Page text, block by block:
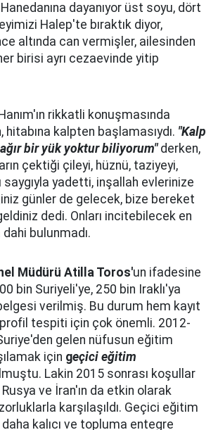
Hanedanına dayanıyor üst soyu, dört
Halep'te bıraktık diyor,
altında can vermişler, ailesinden
birisi ayrı cezaevinde yitip
rikkatli konuşmasında
kalpten başlamasıydı. "Kalp
bir yük yoktur biliyorum"derken,
çektiği çileyi, hüznü, taziyeyi,
saygıyla yadetti, inşallah evlerinize
günler de gelecek, bize bereket
dedi. Onları incitebilecek en
bulunmadı.
Müdürü Atilla Toros'un ifadesine
bin Suriyeli'ye, 250 bin Iraklı'ya
verilmiş. Bu durum hem kayıt
tespiti için çok önemli. 2012-
gelen nüfusun eğitim
için geçici eğitim
Lakin 2015 sonrası koşullar
ve İran'ın da etkin olarak
karşılaşıldı. Geçici eğitim
kalıcı ve topluma entegre